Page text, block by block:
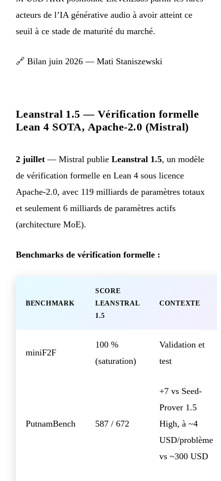
acteurs de l’IA générative audio à avoir atteint ce
seuil à ce stade de maturité du marché.
🔗 Bilan juin 2026 — Mati Staniszewski
Leanstral 1.5 — Vérification formelle
Lean 4 SOTA, Apache-2.0 (Mistral)
2 juillet — Mistral publie Leanstral 1.5, un modèle
de vérification formelle en Lean 4 sous licence
Apache-2.0, avec 119 milliards de paramètres totaux
et seulement 6 milliards de paramètres actifs
(architecture MoE).
Benchmarks de vérification formelle :
BENCHMARK
SCORE
LEANSTRAL
1.5
CONTEXTE
miniF2F
100 %
(saturation)
Validation et
test
PutnamBench 587 / 672
+7 vs Seed-
Prover 1.5
High, à ~4
USD/problème
vs ~300 USD